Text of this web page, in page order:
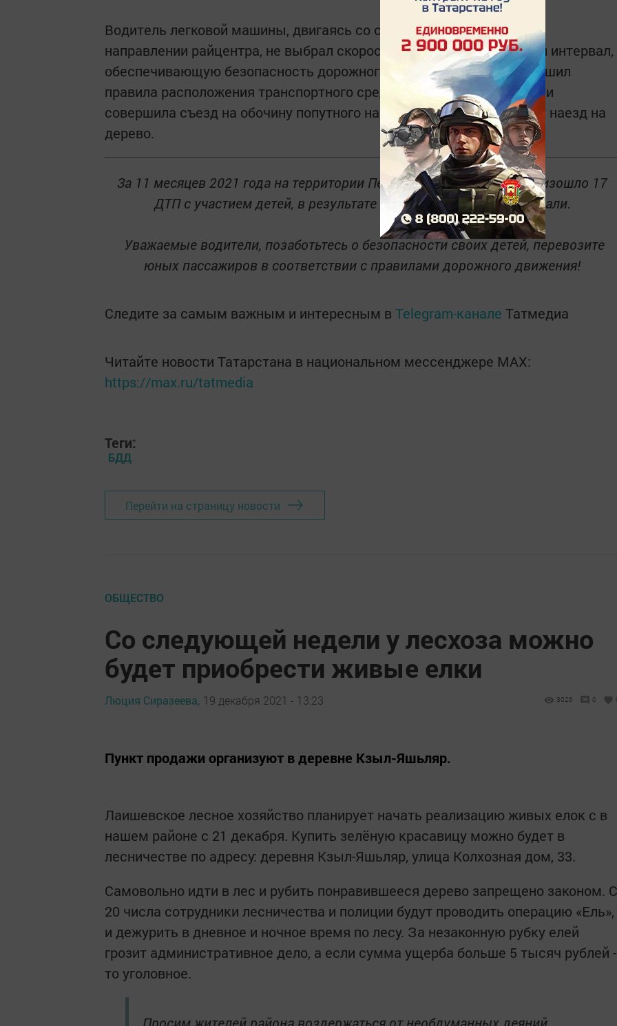
Водитель легковой машины, двигаясь со стороны села Янцевары в
направлении райцентра, не выбрал скорость, необходимый боковой интервал,
обеспечивающую безопасность дорожного движения, а также нарушил
правила расположения транспортного средства на проезжей части и
совершила съезд на обочину попутного направления. После этого – наезд на
дерево.
За 11 месяцев 2021 года на территории Пестречинского района произошло 17
ДТП с участием детей, в результате которых 17 детей пострадали.
Уважаемые водители, позаботьтесь о безопасности своих детей, перевозите
юных пассажиров в соответствии с правилами дорожного движения!
Следите за самым важным и интересным в Telegram-канале Татмедиа
Читайте новости Татарстана в национальном мессенджере MАХ:
https://max.ru/tatmedia
Теги:
БДД
Перейти на страницу новости
ОБЩЕСТВО
Со следующей недели у лесхоза можно
будет приобрести живые елки
Люция Сиразеева, 19 декабря 2021 - 13:23 3026 0
Пункт продажи организуют в деревне Кзыл-Яшьляр.
Лаишевское лесное хозяйство планирует начать реализацию живых елок с в
нашем районе с 21 декабря. Купить зелёную красавицу можно будет в
лесничестве по адресу: деревня Кзыл-Яшьляр, улица Колхозная дом, 33.
Самовольно идти в лес и рубить понравившееся дерево запрещено законом. С
20 числа сотрудники лесничества и полиции будут проводить операцию «Ель»,
и дежурить в дневное и ночное время по лесу. За незаконную рубку елей
грозит административное дело, а если сумма ущерба больше 5 тысяч рублей -
то уголовное.